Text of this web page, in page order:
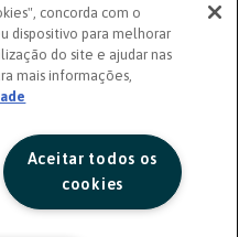
a sexta, das 8h às 20h)
fala
concorda com o
dispositivo para melhorar
do site e ajudar nas
mais informações,
Aceitar todos os
cookies